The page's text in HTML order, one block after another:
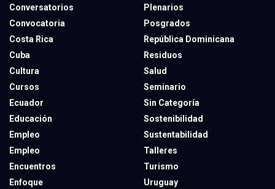
Conversatorios
Convocatoria
Costa Rica
Cuba
Cultura
Cursos
Ecuador
Educación
Empleo
Empleo
Encuentros
Enfoque
Plenarios
Posgrados
República Dominicana
Residuos
Salud
Seminario
Sin Categoría
Sostenibilidad
Sustentabilidad
Talleres
Turismo
Uruguay